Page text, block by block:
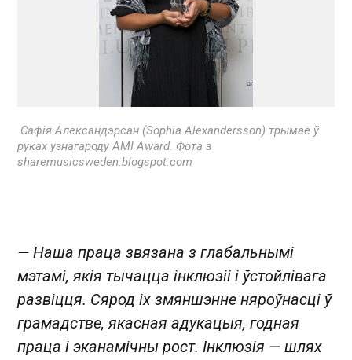
Сафія Александэрсан (Sophia Alexandersson) трымае ў
руках узнагароду AMI Award. Фота з
sharemusicsweden.blogspot.com
— Наша праца звязана з глабальнымі
мэтамі, якія тычацца інклюзіі і ўстойлівага
развіцця. Сярод іх змяншэнне няроўнасці ў
грамадстве, якасная адукацыя, годная
праца і эканамічны рост. Інклюзія — шлях